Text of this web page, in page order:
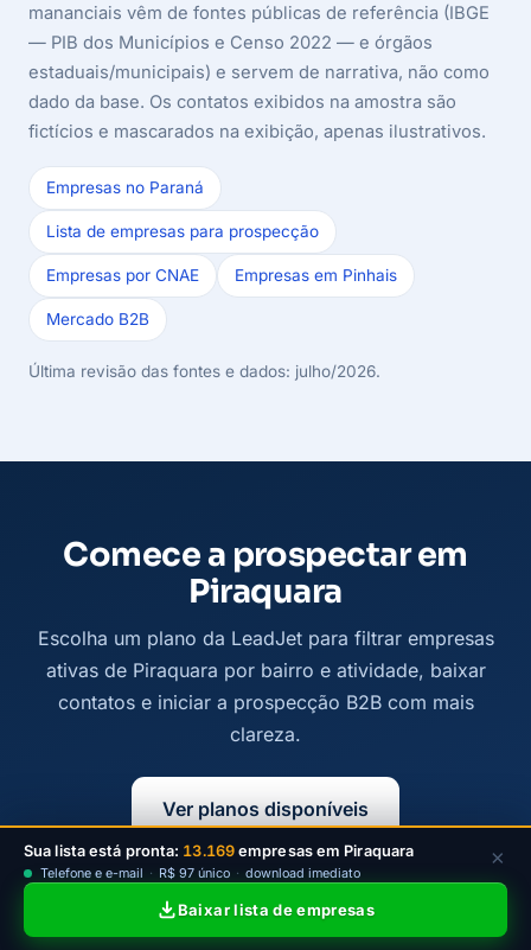
mananciais vêm de fontes públicas de referência (IBGE
— PIB dos Municípios e Censo 2022 — e órgãos
estaduais/municipais) e servem de narrativa, não como
dado da base. Os contatos exibidos na amostra são
fictícios e mascarados na exibição, apenas ilustrativos.
Empresas no Paraná
Lista de empresas para prospecção
Empresas por CNAE Empresas em Pinhais
Mercado B2B
Última revisão das fontes e dados: julho/2026.
Comece a prospectar em
Piraquara
Escolha um plano da LeadJet para filtrar empresas
ativas de Piraquara por bairro e atividade, baixar
contatos e iniciar a prospecção B2B com mais
clareza.
Ver planos disponíveis
Sua lista está pronta: 13.169empresas em Piraquara
Telefone e e-mail · R$ 97 único · download imediato
Baixar lista de empresas
×